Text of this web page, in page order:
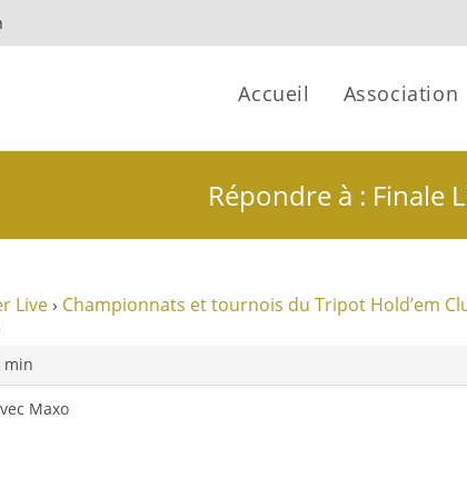
Accueil Association
Répondre à : Finale
Live › Championnats et tournois du Tripot Hold’em
min
Maxo